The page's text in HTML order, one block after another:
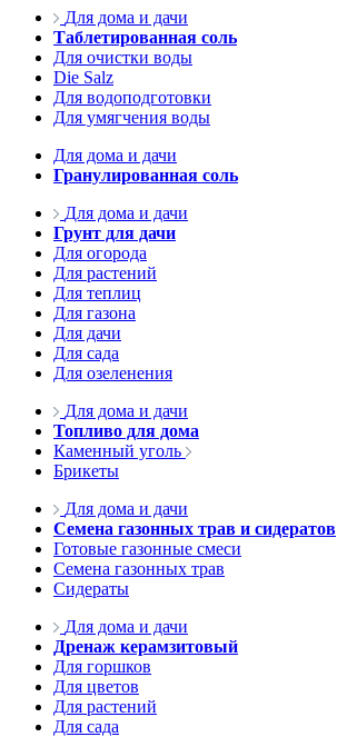
Для дома и дачи
Таблетированная соль
Для очистки воды
Die Salz
Для водоподготовки
Для умягчения воды
Для дома и дачи
Гранулированная соль
Для дома и дачи
Грунт для дачи
Для огорода
Для растений
Для теплиц
Для газона
Для дачи
Для сада
Для озеленения
Для дома и дачи
Топливо для дома
Каменный уголь
Брикеты
Для дома и дачи
Семена газонных трав и сидератов
Готовые газонные смеси
Семена газонных трав
Сидераты
Для дома и дачи
Дренаж керамзитовый
Для горшков
Для цветов
Для растений
Для сада